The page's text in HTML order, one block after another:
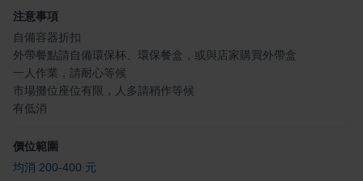
注意事項
自備容器折扣
外帶餐點請自備環保杯、環保餐盒，或與店家購買外帶盒
一人作業，請耐心等候
市場攤位座位有限，人多請稍作等候
有低消
價位範圍
均消 200-400 元